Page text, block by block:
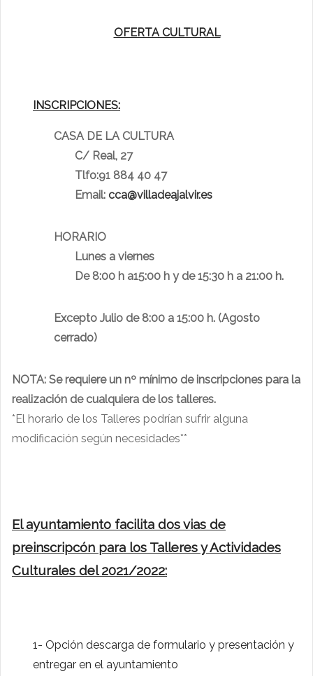
OFERTA CULTURAL
INSCRIPCIONES:
CASA DE LA CULTURA
C/ Real, 27
Tlfo:91 884 40 47
Email: cca@villadeajalvir.es
HORARIO
Lunes a viernes
De 8:00 h a15:00 h y de 15:30 h a 21:00 h.
Excepto Julio de 8:00 a 15:00 h. (Agosto
cerrado)
NOTA: Se requiere un nº mínimo de inscripciones para la
realización de cualquiera de los talleres.
*El horario de los Talleres podrían sufrir alguna
modificación según necesidades**
El ayuntamiento facilita dos vias de
preinscripcón para los Talleres y Actividades
Culturales del 2021/2022:
1- Opción descarga de formulario y presentación y
entregar en el ayuntamiento